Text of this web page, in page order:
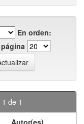
En orden:
de 1
Autor(es)